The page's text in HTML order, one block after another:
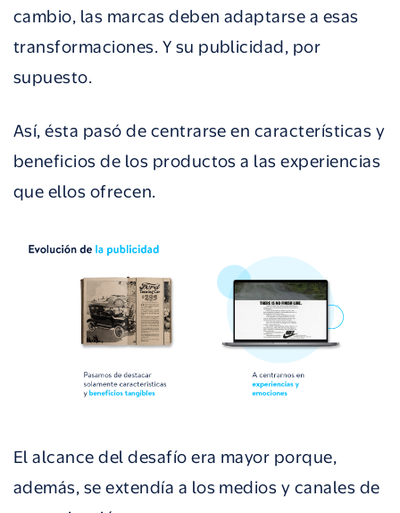
cambio, las marcas deben adaptarse a esas
transformaciones. Y su publicidad, por
supuesto.
Así, ésta pasó de centrarse en características y
beneficios de los productos a las experiencias
que ellos ofrecen.
El alcance del desafío era mayor porque,
además, se extendía a los medios y canales de